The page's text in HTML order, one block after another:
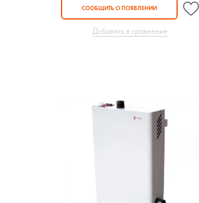
СООБЩИТЬ О ПОЯВЛЕНИИ
Добавить в сравнение